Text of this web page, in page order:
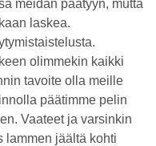
meidän päätyyn, mutta
laskea.
olimmekin kaikki
tavoite olla meille
päätimme pelin
Vaateet ja varsinkin
lammen jäältä kohti